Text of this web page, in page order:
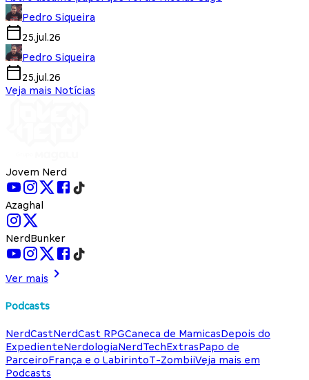
Pedro Siqueira
25.jul.26
Pedro Siqueira
25.jul.26
Veja mais Notícias
Jovem Nerd
Azaghal
NerdBunker
Ver mais
Podcasts
NerdCastNerdCast RPGCaneca de MamicasDepois do
ExpedienteNerdologiaNerdTechExtrasPapo de
ParceiroFrança e o LabirintoT-ZombiiVeja mais em
Podcasts